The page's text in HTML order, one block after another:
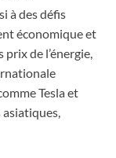
à des défis
économique et
de l’énergie,
Tesla et